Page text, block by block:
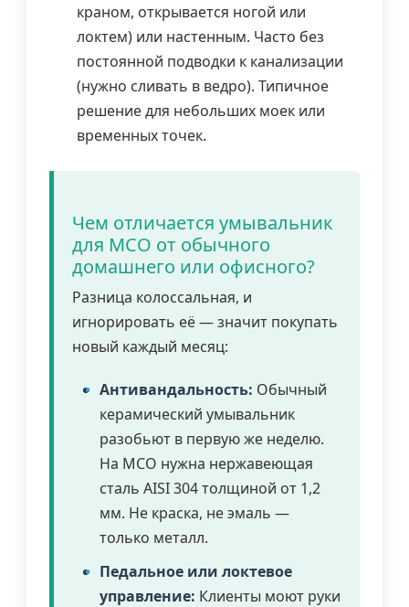
краном, открывается ногой или
локтем) или настенным. Часто без
постоянной подводки к канализации
(нужно сливать в ведро). Типичное
решение для небольших моек или
временных точек.
Чем отличается умывальник
для МСО от обычного
домашнего или офисного?
Разница колоссальная, и
игнорировать её — значит покупать
новый каждый месяц:
Антивандальность: Обычный
керамический умывальник
разобьют в первую же неделю.
На МСО нужна нержавеющая
сталь AISI 304 толщиной от 1,2
мм. Не краска, не эмаль —
только металл.
Педальное или локтевое
управление: Клиенты моют руки